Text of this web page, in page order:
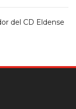
del CD Eldense